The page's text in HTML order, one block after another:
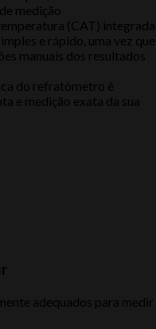
medição
(CAT) integrada
e rápido, uma vez que
manuais dos resultados
do refratómetro é
e medição exata da sua
adequados para medir